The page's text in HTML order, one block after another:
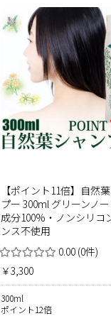
【ポイント11倍】自然
プー 300ml グリーンノ
成分100%・ノンシリコ
ンス不使用
0.00 (0件)
￥3,300
300ml
ポイント12倍